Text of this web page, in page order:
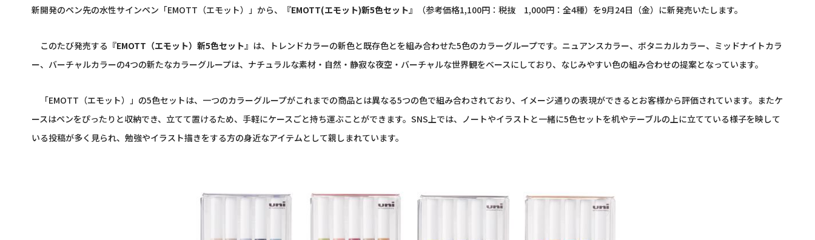
新開発のペン先の水性サインペン「EMOTT （エモット）」から、 『EMOTT(エモット)新5色セット』 （参考価格1,100円：税抜 1,000円：全4種）を9月24日（金）に新発売いたします。
このたび発売する 『EMOTT （エモット）新5色セット』 は、トレンドカラーの新色と既存色とを組み合わせた5色のカラーグループです。ニュアンスカラー、ボタニカルカラー、ミッドナイトカラ
ー、バーチャルカラーの4つの新たなカラーグループは、ナチュラルな素材・自然・静寂な夜空・バーチャルな世界観をベースにしており、なじみやすい色の組み合わせの提案となっています。
「EMOTT （エモット）」の5色セットは、一つのカラーグループがこれまでの商品とは異なる5つの色で組み合わされており、イメージ通りの表現ができるとお客様から評価されています。またケ
ースはペンをぴったりと収納でき、立てて置けるため、手軽にケースごと持ち運ぶことができます。 SNS上では、ノートやイラストと一緒に5色セットを机やテーブルの上に立てている様子を映して
いる投稿が多く見られ、勉強やイラスト描きをする方の身近なアイテムとして親しまれています。